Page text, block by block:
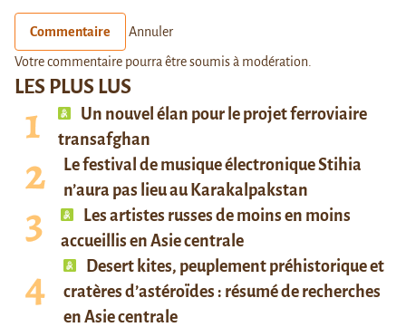
LES PLUS LUS
Un nouvel élan pour le projet ferroviaire
transafghan
Le festival de musique électronique Stihia
n’aura pas lieu au Karakalpakstan
Les artistes russes de moins en moins
accueillis en Asie centrale
Desert kites, peuplement préhistorique et
cratères d’astéroïdes : résumé de recherches
en Asie centrale
Commentaire Annuler
Votre commentaire pourra être soumis à modération.